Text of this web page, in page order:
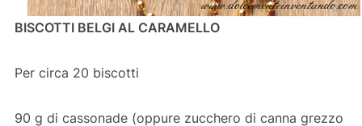
BISCOTTI BELGI AL CARAMELLO
Per circa 20 biscotti
90 g di cassonade (oppure zucchero di canna grezzo